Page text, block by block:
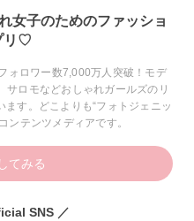
女子のためのファッショ
リ♡
ォロワー数7,000万人突破！モデ
サロモなどおしゃれガールズのリ
す。どこよりも“フォトジェニッ
ンテンツメディアです。
てみる
SNS ／